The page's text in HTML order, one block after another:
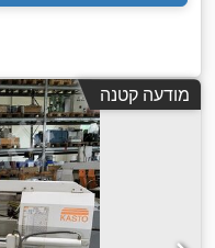
מודעה קטנה